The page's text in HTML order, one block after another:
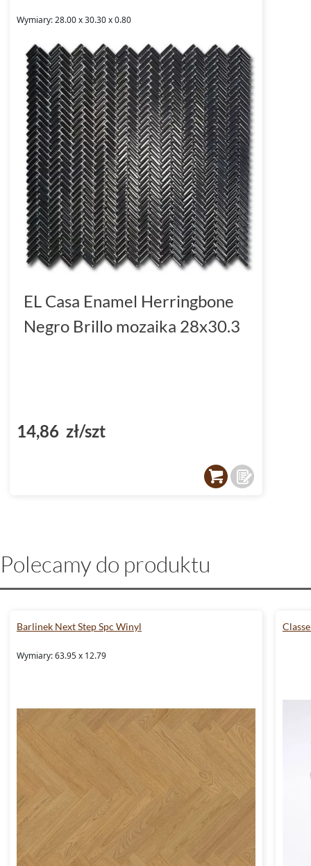
Wymiary: 28.00 x 30.30 x 0.80
EL Casa Enamel Herringbone
Negro Brillo mozaika 28x30.3
14,86 zł/szt
Polecamy do produktu
Barlinek Next Step Spc Winyl
Wymiary: 63.95 x 12.79